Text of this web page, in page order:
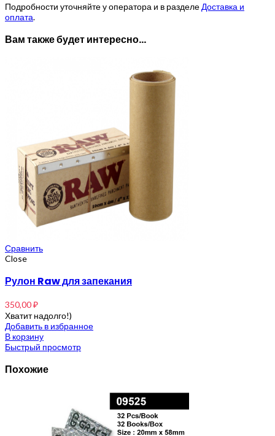
Подробности уточняйте у оператора и в разделе Доставка и
оплата.
Вам также будет интересно…
Сравнить
Close
Рулон Raw для запекания
350,00₽
Хватит надолго!)
Добавить в избранное
В корзину
Быстрый просмотр
Похожие